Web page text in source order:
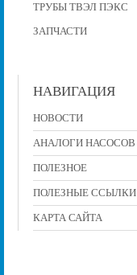
ТРУБЫ ТВЭЛ ПЭКС
ЗАПЧАСТИ
НАВИГАЦИЯ
НОВОСТИ
АНАЛОГИ НАСОСОВ
ПОЛЕЗНОЕ
ПОЛЕЗНЫЕ ССЫЛКИ
КАРТА САЙТА